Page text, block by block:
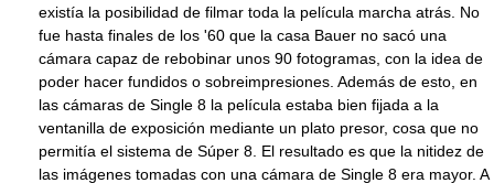
existía la posibilidad de filmar toda la película marcha atrás. No
fue hasta finales de los '60 que la casa Bauer no sacó una
cámara capaz de rebobinar unos 90 fotogramas, con la idea de
poder hacer fundidos o sobreimpresiones. Además de esto, en
las cámaras de Single 8 la película estaba bien fijada a la
ventanilla de exposición mediante un plato presor, cosa que no
permitía el sistema de Súper 8. El resultado es que la nitidez de
las imágenes tomadas con una cámara de Single 8 era mayor. A